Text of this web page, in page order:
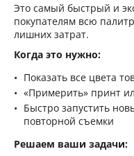
Это самый быстрый и
покупателям всю
лишних затрат.
Когда это нужно:
Показать все цвета
«Примерить» принт
Быстро запустить
повторной съемки
Решаем ваши задачи: